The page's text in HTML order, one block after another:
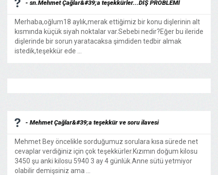
- sn.Mehmet Çağlar&#39;a teşekkürler...DİŞ PROBLEMİ
Merhaba,oğlum18 aylık,merak ettiğimiz bir konu dişlerinin alt
kısmında küçük siyah noktalar var.Sebebi nedir?Eğer bu ileride
dişlerinde bir sorun yaratacaksa şimdiden tedbir almak
istedik,teşekkür ede ...
- Mehmet Çağlar&#39;a teşekkür ve soru ilavesi
Mehmet Bey öncelikle sorduğumuz sorulara kısa sürede net
cevaplar verdiğiniz için çok teşekkürler.Kızımın doğum kilosu
3450 şu anki kilosu 5940 3 ay 4 günlük.Anne sütü yetmiyor
olabilir demişsiniz ama ...